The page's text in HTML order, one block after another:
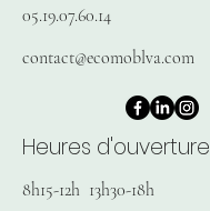
05.19.07.60.14
contact@ecomoblva.com
Heures d'ouverture
8h15-12h 13h30-18h